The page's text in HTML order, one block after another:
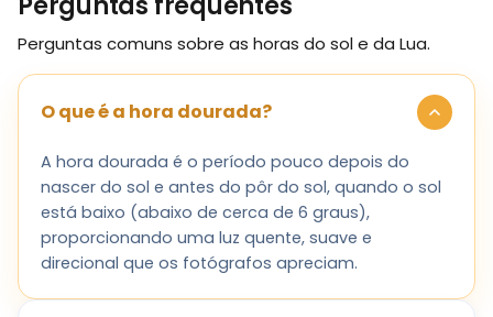
Perguntas comuns sobre as horas do sol e da Lua.
O que é a hora dourada?
A hora dourada é o período pouco depois do
nascer do sol e antes do pôr do sol, quando o sol
está baixo (abaixo de cerca de 6 graus),
proporcionando uma luz quente, suave e
direcional que os fotógrafos apreciam.